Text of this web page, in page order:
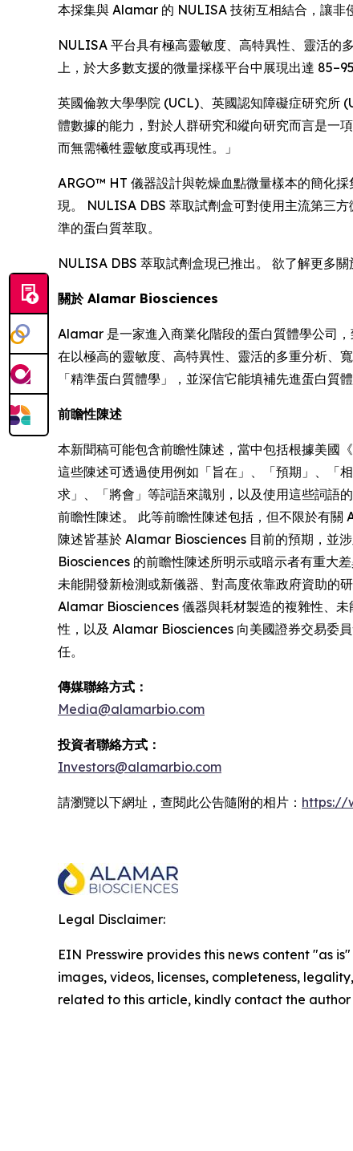
本採集與 Alamar 的 NULISA 技術互相結合，讓非
NULISA 平台具有極高靈敏度、高特異性、靈活的
上，於大多數支援的微量採樣平台中展現出達
英國倫敦大學學院 (UCL)、英國認知障礙症研究
體數據的能力，對於人群研究和縱向研究而言是一
而無需犧牲靈敏度或再現性。」
ARGO™ HT 儀器設計與乾燥血點微量樣本的簡化
現。 NULISA DBS 萃取試劑盒可對使用主流第三
準的蛋白質萃取。
NULISA DBS 萃取試劑盒現已推出。 欲了解更多
關於 Alamar Biosciences
Alamar 是一家進入商業化階段的蛋白質體學公司
在以極高的靈敏度、高特異性、靈活的多重分析、
「精準蛋白質體學」，並深信它能填補先進蛋白質
前瞻性陳述
本新聞稿可能包含前瞻性陳述，當中包括根據美
這些陳述可透過使用例如「旨在」、「預期」、「
求」、「將會」等詞語來識別，以及使用這些詞語
前瞻性陳述。 此等前瞻性陳述包括，但不限於有
陳述皆基於 Alamar Biosciences 目前的預期，並
Biosciences 的前瞻性陳述所明示或暗示者有重大
未能開發新檢測或新儀器、對高度依靠政府資助的
Alamar Biosciences 儀器與耗材製造的複雜性、
性，以及 Alamar Biosciences 向美國證券交易委
任。
傳媒聯絡方式：
Media@alamarbio.com
投資者聯絡方式：
Investors@alamarbio.com
請瀏覽以下網址，查閱此公告隨附的相片： https://
Legal Disclaimer:
EIN Presswire provides this news content "as
images, videos, licenses, completeness,
related to this article, kindly contact the